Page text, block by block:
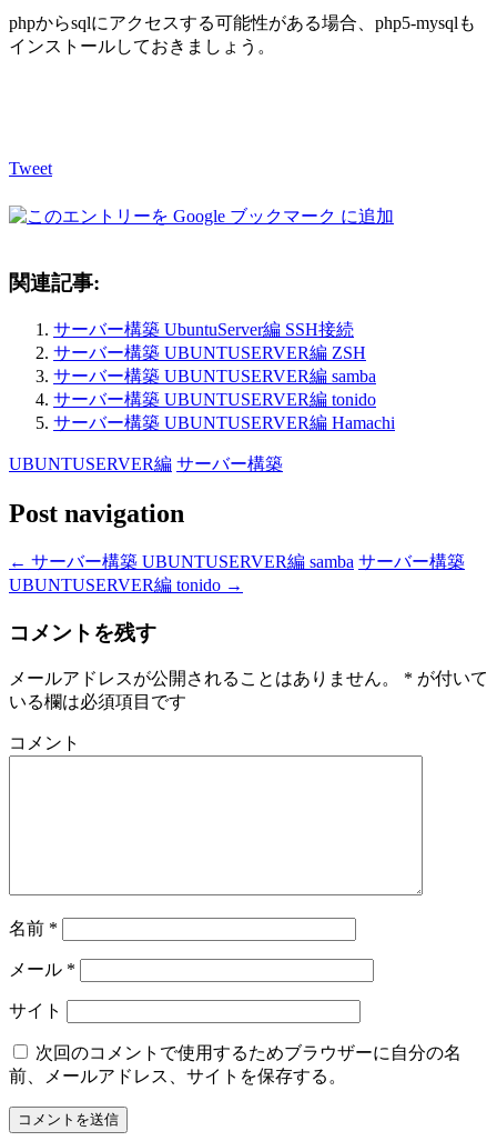
phpからsqlにアクセスする可能性がある場合、php5-mysqlも
インストールしておきましょう。
Tweet
関連記事:
サーバー構築 UbuntuServer編 SSH接続
サーバー構築 UBUNTUSERVER編 ZSH
サーバー構築 UBUNTUSERVER編 samba
サーバー構築 UBUNTUSERVER編 tonido
サーバー構築 UBUNTUSERVER編 Hamachi
UBUNTUSERVER編 サーバー構築
Post navigation
← サーバー構築 UBUNTUSERVER編 samba サーバー構築
UBUNTUSERVER編 tonido →
コメントを残す
メールアドレスが公開されることはありません。 * が付いて
いる欄は必須項目です
コメント
名前 *
メール *
サイト
次回のコメントで使用するためブラウザーに自分の名
前、メールアドレス、サイトを保存する。